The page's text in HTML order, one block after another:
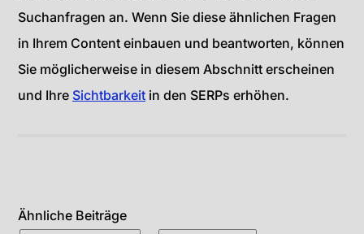
Suchanfragen an. Wenn Sie diese ähnlichen Fragen
in Ihrem Content einbauen und beantworten, können
Sie möglicherweise in diesem Abschnitt erscheinen
und Ihre Sichtbarkeit in den SERPs erhöhen.
Ähnliche Beiträge